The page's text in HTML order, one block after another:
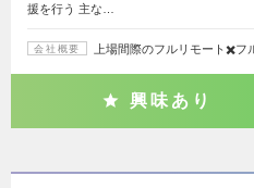
援を行う 主な…
会社概要 上場間際のフルリモート✖️フ
興味あり